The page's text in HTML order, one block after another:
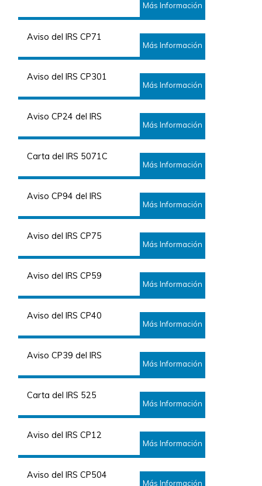
Más Información
Aviso del IRS CP71
Más Información
Aviso del IRS CP301
Más Información
Aviso CP24 del IRS
Más Información
Carta del IRS 5071C
Más Información
Aviso CP94 del IRS
Más Información
Aviso del IRS CP75
Más Información
Aviso del IRS CP59
Más Información
Aviso del IRS CP40
Más Información
Aviso CP39 del IRS
Más Información
Carta del IRS 525
Más Información
Aviso del IRS CP12
Más Información
Aviso del IRS CP504
Más Información